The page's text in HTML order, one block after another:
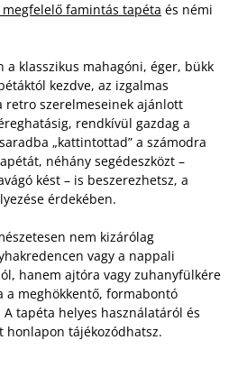
megfelelő famintás tapéta és némi
klasszikus mahagóni, éger, bükk
kezdve, az izgalmas
retro szerelmeseinek ajánlott
rendkívül gazdag a
„kattintottad” a számodra
néhány segédeszközt –
kést – is beszerezhetsz, a
érdekében.
nem kizárólag
vagy a nappali
hanem ajtóra vagy zuhanyfülkére
a meghökkentő, formabontó
A tapéta helyes használatáról és
tájékozódhatsz.